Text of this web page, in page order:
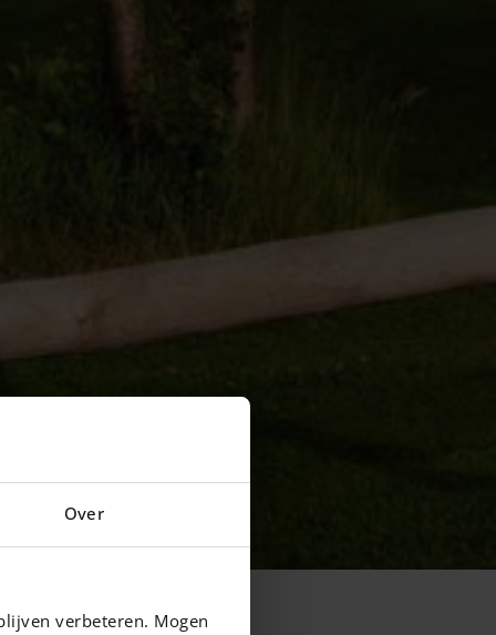
Over
verbeteren. Mogen